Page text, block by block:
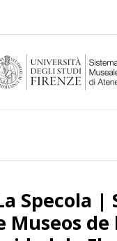
Specola |
Museos de